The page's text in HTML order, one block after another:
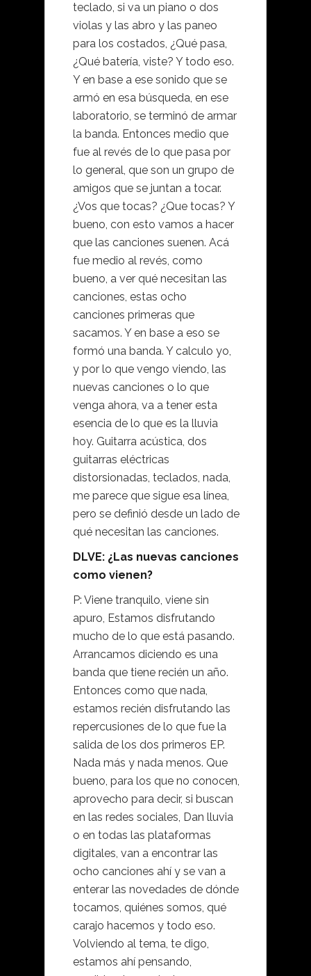
teclado, si va un piano o dos
violas y las abro y las paneo
para los costados, ¿Qué pasa,
¿Qué batería, viste? Y todo eso.
Y en base a ese sonido que se
armó en esa búsqueda, en ese
laboratorio, se terminó de armar
la banda. Entonces medio que
fue al revés de lo que pasa por
lo general, que son un grupo de
amigos que se juntan a tocar.
¿Vos que tocas? ¿Que tocas? Y
bueno, con esto vamos a hacer
que las canciones suenen. Acá
fue medio al revés, como
bueno, a ver qué necesitan las
canciones, estas ocho
canciones primeras que
sacamos. Y en base a eso se
formó una banda. Y calculo yo,
y por lo que vengo viendo, las
nuevas canciones o lo que
venga ahora, va a tener esta
esencia de lo que es la lluvia
hoy. Guitarra acústica, dos
guitarras eléctricas
distorsionadas, teclados, nada,
me parece que sigue esa línea,
pero se definió desde un lado de
qué necesitan las canciones.
DLVE: ¿Las nuevas canciones
como vienen?
P: Viene tranquilo, viene sin
apuro, Estamos disfrutando
mucho de lo que está pasando.
Arrancamos diciendo es una
banda que tiene recién un año.
Entonces como que nada,
estamos recién disfrutando las
repercusiones de lo que fue la
salida de los dos primeros EP.
Nada más y nada menos. Que
bueno, para los que no conocen,
aprovecho para decir, si buscan
en las redes sociales, Dan lluvia
o en todas las plataformas
digitales, van a encontrar las
ocho canciones ahí y se van a
enterar las novedades de dónde
tocamos, quiénes somos, qué
carajo hacemos y todo eso.
Volviendo al tema, te digo,
estamos ahí pensando,